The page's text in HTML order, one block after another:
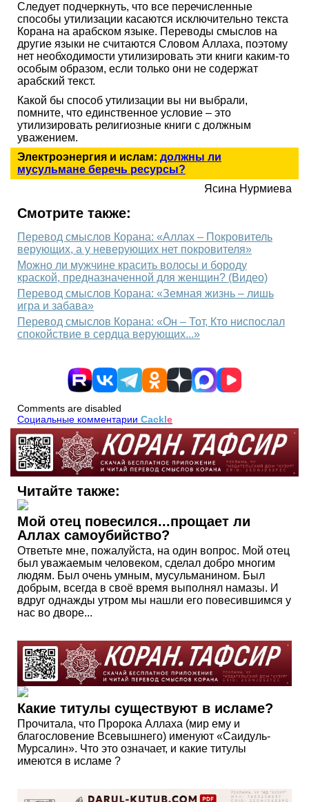
Следует подчеркнуть, что все перечисленные
способы утилизации касаются исключительно текста
Корана на арабском языке. Переводы смыслов на
другие языки не считаются Словом Аллаха, поэтому
нет необходимости утилизировать эти книги каким-то
особым образом, если только они не содержат
арабский текст.
Какой бы способ утилизации вы ни выбрали,
помните, что единственное условие – это
утилизировать религиозные книги с должным
уважением.
Электроэнергия и ислам: должны ли
мусульмане беречь ресурсы?
Ясина Нурмиева
Смотрите также:
Перевод смыслов Корана: «Аллах – Покровитель
верующих, а у неверующих нет покровителя»
Можно ли мужчине красить волосы и бороду
краской, предназначенной для женщин? (Видео)
Перевод смыслов Корана: «Земная жизнь – лишь
игра и забава»
Перевод смыслов Корана: «Он – Тот, Кто ниспослал
спокойствие в сердца верующих...»
Comments are disabled
Социальные комментарии Cackle
Читайте также:
Мой отец повесился...прощает ли
Аллах самоубийство?
Ответьте мне, пожалуйста, на один вопрос. Мой отец
был уважаемым человеком, сделал добро многим
людям. Был очень умным, мусульманином. Был
добрым, всегда в своё время выполнял намазы. И
вдруг однажды утром мы нашли его повесившимся у
нас во дворе...
Какие титулы существуют в исламе?
Прочитала, что Пророка Аллаха (мир ему и
благословение Всевышнего) именуют «Саидуль-
Мурсалин». Что это означает, и какие титулы
имеются в исламе ?